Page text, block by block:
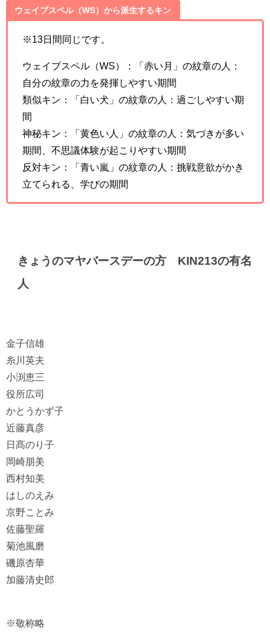
ウェイブスペル（WS）から派生するキン
※13日間同じです。
ウェイブスペル（WS）：「赤い月」の紋章の人：
自分の紋章の力を発揮しやすい期間
類似キン：「白い犬」の紋章の人：過ごしやすい期
間
神秘キン：「黄色い人」の紋章の人：気づきが多い
期間、不思議体験が起こりやすい期間
反対キン：「青い嵐」の紋章の人：挑戦意欲がかき
立てられる、学びの期間
きょうのマヤバースデーの方 KIN213の有名
人
金子信雄
糸川英夫
小渕恵三
役所広司
かとうかず子
近藤真彦
日髙のり子
岡崎朋美
西村知美
はしのえみ
京野ことみ
佐藤聖羅
菊池風磨
磯原杏華
加藤清史郎
※敬称略